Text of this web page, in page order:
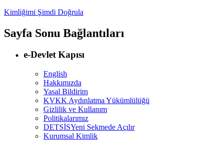
Kimliğimi Şimdi Doğrula
Sayfa Sonu Bağlantıları
e-Devlet Kapısı
English
Hakkımızda
Yasal Bildirim
KVKK Aydınlatma Yükümlülüğü
Gizlilik ve Kullanım
Politikalarımız
DETSİSYeni Sekmede Açılır
Kurumsal Kimlik